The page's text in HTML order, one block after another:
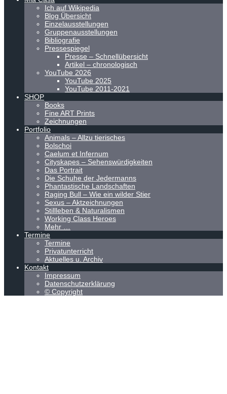
Ich auf Wikipedia
Blog Übersicht
Einzelausstellungen
Gruppenausstellungen
Bibliografie
Pressespiegel
Presse – Schnellübersicht
Artikel – chronologisch
YouTube 2026
YouTube 2025
YouTube 2011-2021
SHOP
Books
Fine ART Prints
Zeichnungen
Portfolio
Animals – Allzu tierisches
Bolschoi
Caelum et Infernum
Cityskapes – Sehenswürdigkeiten
Das Portrait
Die Schuhe der Jedermanns
Phantastische Landschaften
Raging Bull – Wie ein wilder Stier
Sexus – Aktzeichnungen
Stillleben & Naturalismen
Working Class Heroes
Mehr …
Termine
Termine
Privatunterricht
Aktuelles u. Archiv
Kontakt
Impressum
Datenschutzerklärung
© Copyright